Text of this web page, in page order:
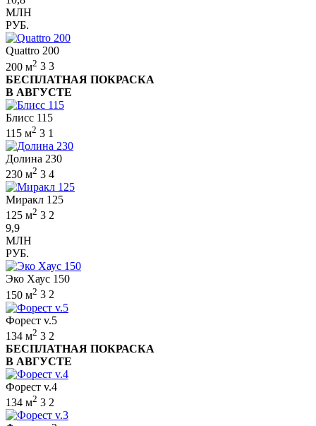
МЛН
РУБ.
Quattro 200
200 м2 3 3
БЕСПЛАТНАЯ ПОКРАСКА
В АВГУСТЕ
Блисс 115
115 м2 3 1
Долина 230
230 м2 3 4
Миракл 125
125 м2 3 2
9,9
МЛН
РУБ.
Эко Хаус 150
150 м2 3 2
Форест v.5
134 м2 3 2
БЕСПЛАТНАЯ ПОКРАСКА
В АВГУСТЕ
Форест v.4
134 м2 3 2